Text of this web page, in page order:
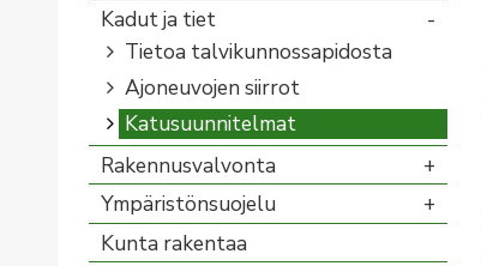
Kadut ja tiet
Tietoa talvikunnossapidosta
Ajoneuvojen siirrot
Katusuunnitelmat
Rakennusvalvonta
Ympäristönsuojelu
Kunta rakentaa